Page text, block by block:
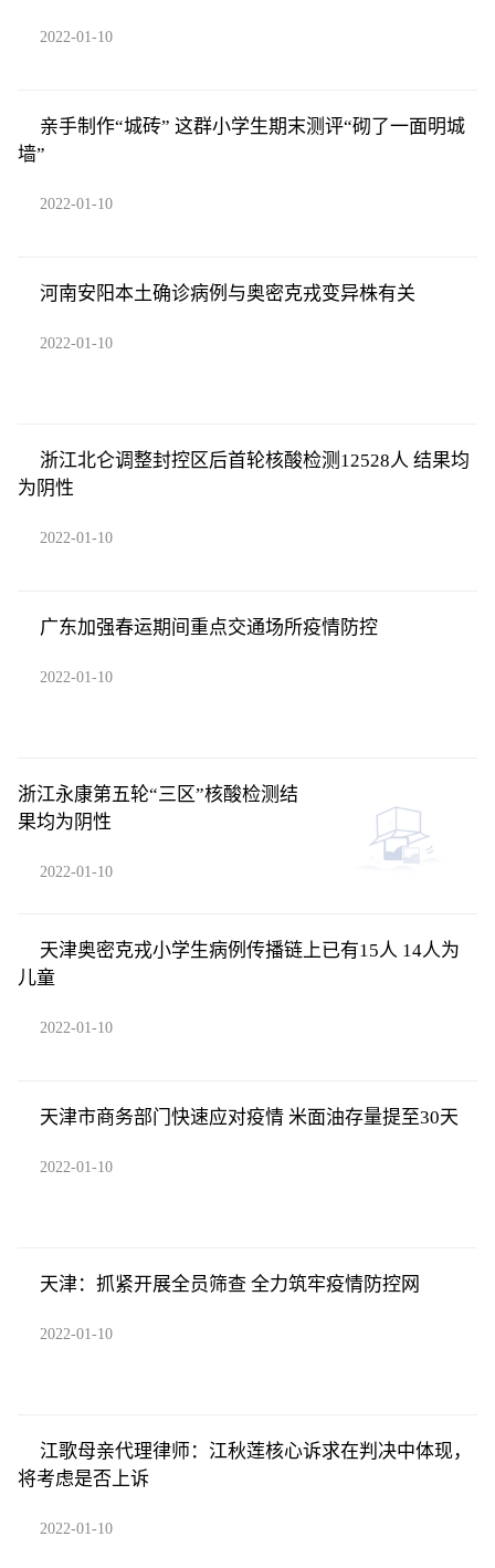
2022-01-10
亲手制作“城砖” 这群小学生期末测评“砌了一面明城
墙”
2022-01-10
河南安阳本土确诊病例与奥密克戎变异株有关
2022-01-10
浙江北仑调整封控区后首轮核酸检测12528人 结果均
为阴性
2022-01-10
广东加强春运期间重点交通场所疫情防控
2022-01-10
浙江永康第五轮“三区”核酸检测结
果均为阴性
2022-01-10
天津奥密克戎小学生病例传播链上已有15人 14人为
儿童
2022-01-10
天津市商务部门快速应对疫情 米面油存量提至30天
2022-01-10
天津：抓紧开展全员筛查 全力筑牢疫情防控网
2022-01-10
江歌母亲代理律师：江秋莲核心诉求在判决中体现，
将考虑是否上诉
2022-01-10